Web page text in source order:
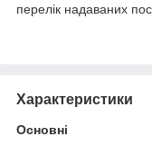
перелік надаваних
Характеристики
Основні